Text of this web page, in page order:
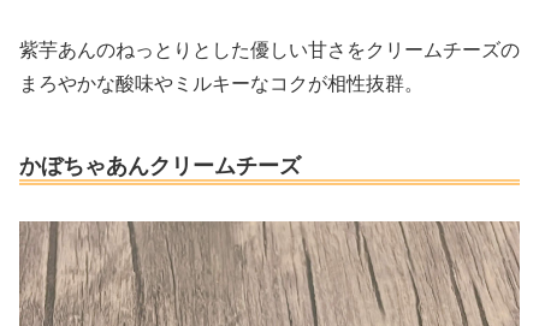
紫芋あんのねっとりとした優しい甘さをクリームチーズの
まろやかな酸味やミルキーなコクが相性抜群。
かぼちゃあんクリームチーズ